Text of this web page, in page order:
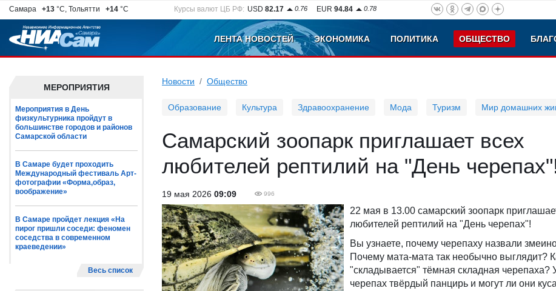
Самара +13 °C, Тольятти +14 °C Курсы валют ЦБ РФ: USD 82.17 0.76 EUR 94.84 0.78
ЛЕНТА НОВОСТЕЙ ЭКОНОМИКА ПОЛИТИКА ОБЩЕСТВО
МЕРОПРИЯТИЯ
Мероприятия в День
физкультурника пройдут в
большинстве городов и районов
Самарской области
В Самаре будет проходить
Международный фестиваль Арт-
фотографии «Форма,образ,
воображение»
В Самаре пройдет лекция «На
пирог пришли соседи: феномен
соседства в современном
краеведении»
Весь список
Новости Общество
Образование Культура Здравоохранение Мода Туризм Мир домашних
Самарский зоопарк приглашает всех
любителей рептилий на "День
19 мая 2026 09:09 996
22 мая в 13.00 самарский зоопарк
любителей рептилий на "День черепах"!
Вы узнаете, почему черепаху назвали
Почему мата-мата так необычно выглядит?
"складывается" тёмная складная черепаха?
черепах твёрдый панцирь и могут ли они